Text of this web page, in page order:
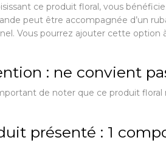
ce produit floral, vous
peut être accompagnée d’un
Vous pourrez ajouter cette option
: ne convient
de noter que ce produit
présenté : 1